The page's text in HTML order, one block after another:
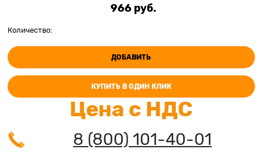
966 руб.
Количество:
ДОБАВИТЬ
КУПИТЬ В ОДИН КЛИК
Цена с НДС
8 (800) 101-40-01